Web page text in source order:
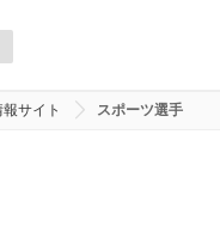
サイト スポーツ選手